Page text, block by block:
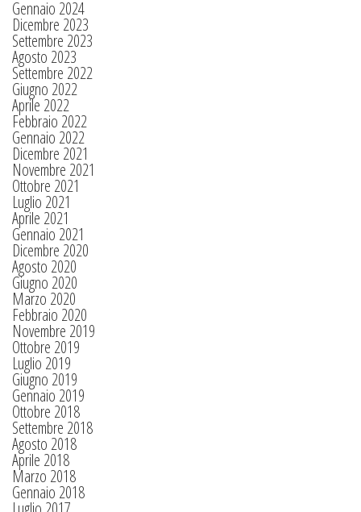
Gennaio 2024
Dicembre 2023
Settembre 2023
Agosto 2023
Settembre 2022
Giugno 2022
Aprile 2022
Febbraio 2022
Gennaio 2022
Dicembre 2021
Novembre 2021
Ottobre 2021
Luglio 2021
Aprile 2021
Gennaio 2021
Dicembre 2020
Agosto 2020
Giugno 2020
Marzo 2020
Febbraio 2020
Novembre 2019
Ottobre 2019
Luglio 2019
Giugno 2019
Gennaio 2019
Ottobre 2018
Settembre 2018
Agosto 2018
Aprile 2018
Marzo 2018
Gennaio 2018